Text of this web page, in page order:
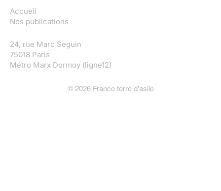
Accueil
Nos publications
24, rue Marc Seguin
75018 Paris
Métro Marx Dormoy (ligne12)
© 2026France terre d'asile